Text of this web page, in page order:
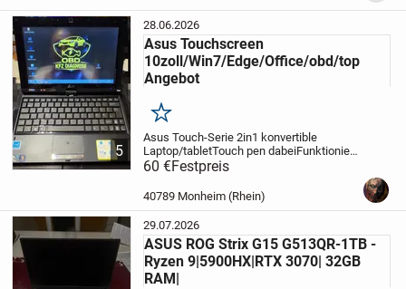
beginnen....
5
28.06.2026
Asus Touchscreen
10zoll/Win7/Edge/Office/obd/top
Angebot
Merken
Asus Touch-Serie 2in1 konvertible
Laptop/tabletTouch pen dabeiFunktioniert
einwandfrei Akku lade nicht
Bezahlung mit PayPal
Freunde,oder sofort überweisen
60 €Festpreis
40789 Monheim (Rhein)
29.07.2026
ASUS ROG Strix G15 G513QR-1TB -
Ryzen 9|5900HX|RTX 3070| 32GB
RAM|